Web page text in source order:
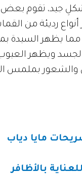
جيد، تقوم بعض
أنواع رديئة من
مما يظهر السيدة
ويظهر
والشعور بملمس
مايا دياب
بالأظافر